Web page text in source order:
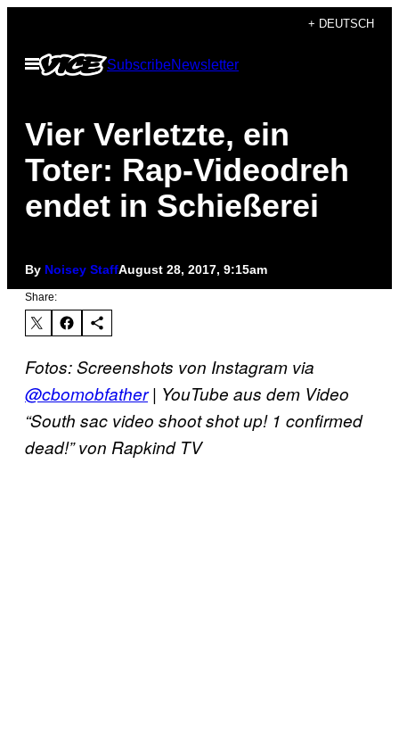
content
+ DEUTSCH
Open
Menu
SubscribeNewsletter
Vier Verletzte, ein
Toter: Rap-Videodreh
endet in Schießerei
By Noisey StaffAugust 28, 2017, 9:15am
Share:
Fotos: Screenshots von Instagram via
@cbomobfather| YouTube aus dem Video
“South sac video shoot shot up! 1 confirmed
dead!” von Rapkind TV